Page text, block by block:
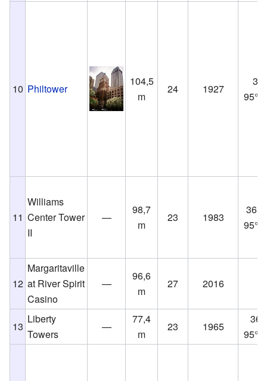
10 Philtower
104,5
m
24 1927
11
Williams
Center Tower
II
—
98,7
m
23 1983
12
Margaritaville
at River Spirit
Casino
—
96,6
m
27 2016
13
Liberty
Towers
—
77,4
m
23 1965